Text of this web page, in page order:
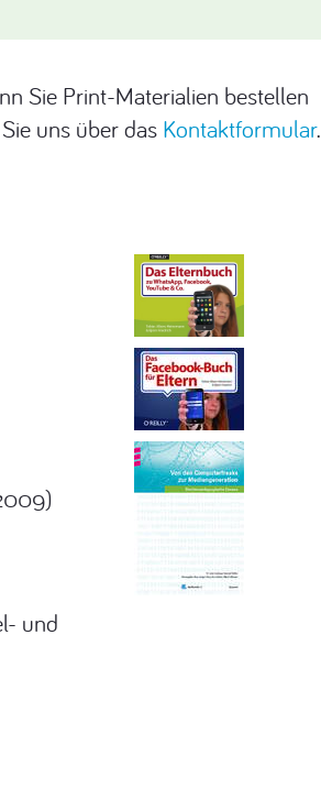
Sie Print-Materialien bestellen
uns über das Kontaktformular.
und